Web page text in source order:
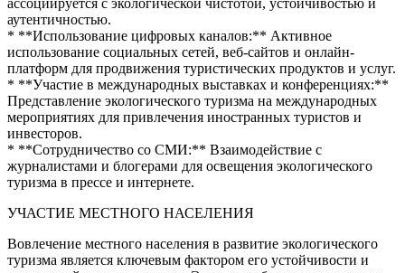
аутентичностью.
* **Использование цифровых каналов:** Активное
использование социальных сетей, веб-сайтов и онлайн-
платформ для продвижения туристических продуктов и услуг.
* **Участие в международных выставках и конференциях:**
Представление экологического туризма на международных
мероприятиях для привлечения иностранных туристов и
инвесторов.
* **Сотрудничество со СМИ:** Взаимодействие с
журналистами и блогерами для освещения экологического
туризма в прессе и интернете.
УЧАСТИЕ МЕСТНОГО НАСЕЛЕНИЯ
Вовлечение местного населения в развитие экологического
туризма является ключевым фактором его устойчивости и